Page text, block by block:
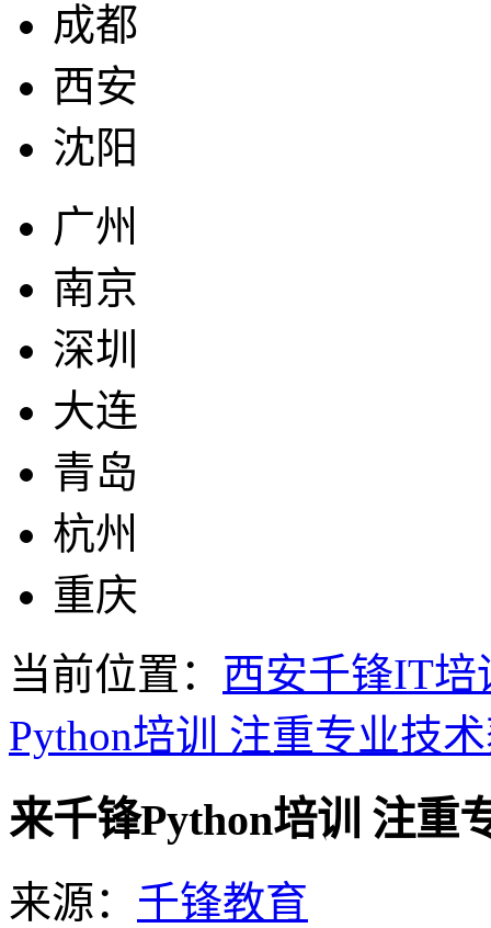
成都
西安
沈阳
广州
南京
深圳
大连
青岛
杭州
重庆
当前位置： 西安千锋IT培
Python培训 注重专业技
来千锋Python培训 注重
来源： 千锋教育